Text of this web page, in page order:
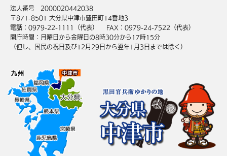
中津市へのアクセス
法人番号 2000020442038
〒871-8501 大分県中津市豊田町14番地3
電話：0979-22-1111（代表）
FAX：0979-24-7522（代表）
開庁時間：月曜日から金曜日の8時30分から17時15分
（但し、国民の祝日及び12月29日から翌年1月3日までは除く）